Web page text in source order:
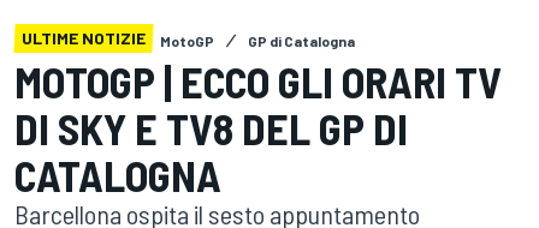
ULTIME NOTIZIE MotoGP GP di Catalogna
MOTOGP | ECCO GLI ORARI TV
DI SKY E TV8 DEL GP DI
CATALOGNA
Barcellona ospita il sesto appuntamento